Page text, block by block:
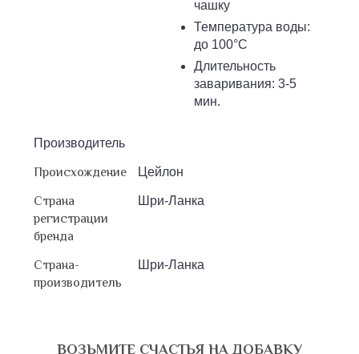
чашку
Температура воды:
до 100°С
Длительность
заваривания: 3-5
мин.
Производитель
Происхождение Цейлон
Страна
регистрации
бренда
Шри-Ланка
Страна-
производитель
Шри-Ланка
ВОЗЬМИТЕ СЧАСТЬЯ НА ДОБАВКУ